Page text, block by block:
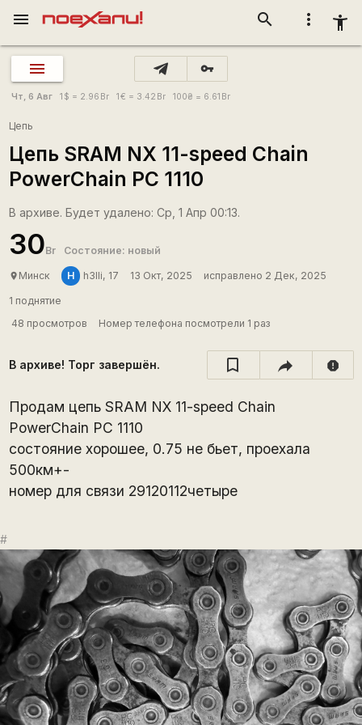
more_vert accessibility_new
search
menu
vpn_key
Чт, 6 Авг 1 $ = 2.96 Br 1€ = 3.42 Br 100₴ = 6.61 Br
Цепь
Цепь SRAM NX 11-speed Chain
PowerChain PC 1110
В архиве. Будет удалено: Ср, 1 Апр 00:13.
30Br Состояние: новый
place Минск H h3lli, 17 13 Окт, 2025 исправлено 2 Дек, 2025
1 поднятие
48 просмотров
Номер телефона посмотрели 1 раз
В архиве! Торг завершён. report
Продам цепь SRAM NX 11-speed Chain
PowerChain PC 1110
состояние хорошее, 0.75 не бьет, проехала
500км+-
номер для связи 29120112четыре
#